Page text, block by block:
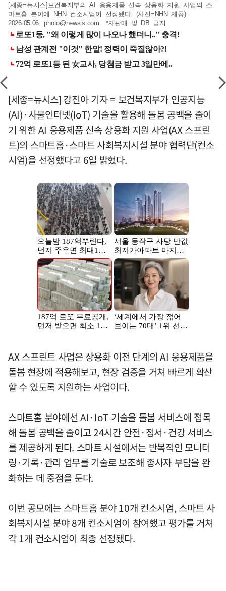
[세종=뉴시스]보건복지부의 AI 응용제품 신속 상용화 지원 사업의 스
마트홈 분야에 NHN 컨소시엄이 선정됐다. (사진=NHN 제공)
2026.05.06.photo@newsis.com *재판매 및 DB 금지
[세종=뉴시스] 강진아 기자 = 보건복지부가 인공지능
(AI)·사물인터넷(IoT) 기술을 활용해 돌봄 공백을 줄이
기 위한 AI 응용제품 신속 상용화 지원 사업(AX 스프린
트)의 스마트홈·스마트 사회복지시설 분야 협력단(컨소
시엄)을 선정했다고 6일 밝혔다.
AX 스프린트 사업은 상용화 이전 단계의 AI 응용제품을
돌봄 현장에 적용해보고, 현장 검증을 거쳐 빠르게 확산
할 수 있도록 지원하는 사업이다.
스마트홈 분야에선 AI·IoT 기술을 돌봄 서비스에 접목
해 돌봄 공백을 줄이고 24시간 안전·정서·건강 서비스
를 제공하게 된다. 스마트 시설에서는 반복적인 모니터
링·기록·관리 업무를 기술로 보조해 종사자 부담을 완
화하는 데 중점을 둔다.
이번 공모에는 스마트홈 분야 10개 컨소시엄, 스마트 사
회복지시설 분야 8개 컨소시엄이 참여했고 평가를 거쳐
각 1개 컨소시엄이 최종 선정됐다.